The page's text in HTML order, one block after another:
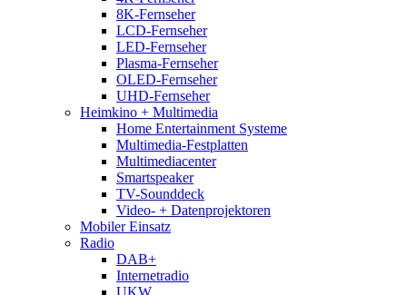
8K-Fernseher
LCD-Fernseher
LED-Fernseher
Plasma-Fernseher
OLED-Fernseher
UHD-Fernseher
Heimkino + Multimedia
Home Entertainment Systeme
Multimedia-Festplatten
Multimediacenter
Smartspeaker
TV-Sounddeck
Video- + Datenprojektoren
Mobiler Einsatz
Radio
DAB+
Internetradio
UKW